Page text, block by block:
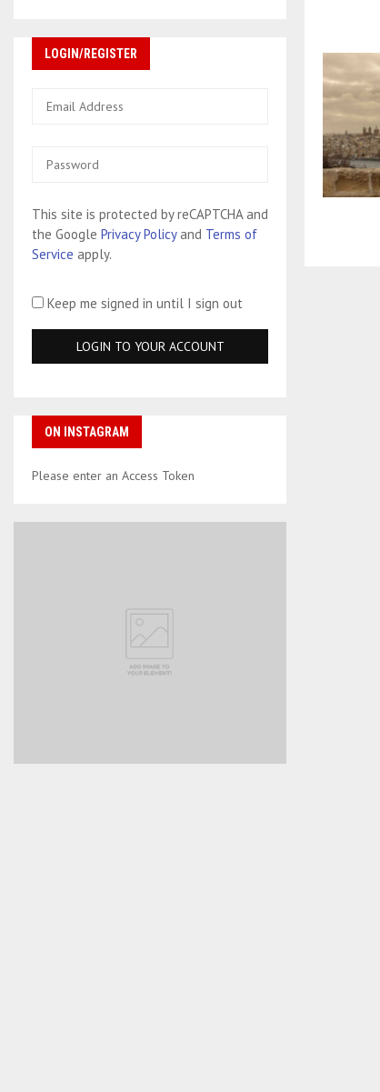
LOGIN/REGISTER
This site is protected by reCAPTCHA and
the Google Privacy Policyand Terms of
Service apply.
Keep me signed in until I sign out
ON INSTAGRAM
Please enter an Access Token